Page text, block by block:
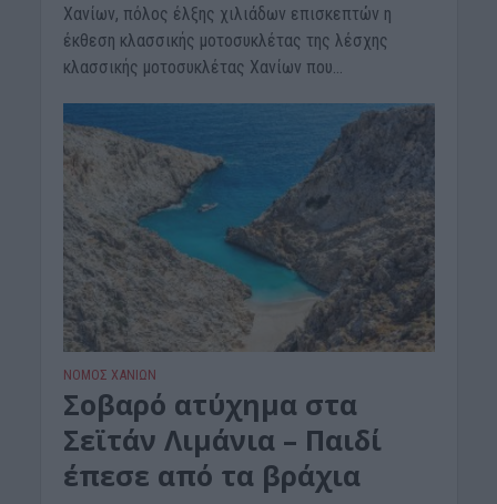
Χανίων, πόλος έλξης χιλιάδων επισκεπτών η
έκθεση κλασσικής μοτοσυκλέτας της λέσχης
κλασσικής μοτοσυκλέτας Χανίων που...
ΝΟΜΌΣ ΧΑΝΊΩΝ
Σοβαρό ατύχημα στα
Σεϊτάν Λιμάνια – Παιδί
έπεσε από τα βράχια